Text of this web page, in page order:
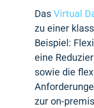
Das Virtual
zu einer
Beispiel:
eine
sowie die
zur on-